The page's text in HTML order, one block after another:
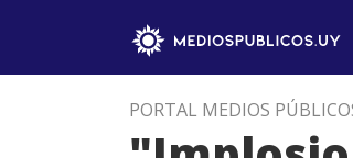
PORTAL MEDIOS